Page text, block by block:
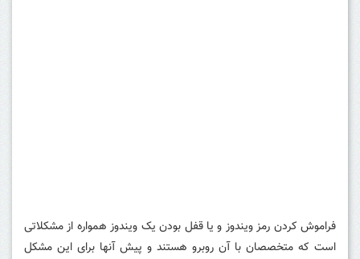
فراموش کردن رمز ویندوز و یا قفل بودن یک ویندوز همواره از مشکلاتی
است که متخصصان با آن روبرو هستند و پیش آنها برای این مشکل